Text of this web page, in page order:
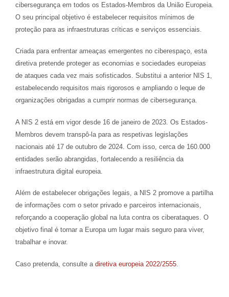
cibersegurança em todos os Estados-Membros da União Europeia.
O seu principal objetivo é estabelecer requisitos mínimos de
proteção para as infraestruturas críticas e serviços essenciais.
Criada para enfrentar ameaças emergentes no ciberespaço, esta
diretiva pretende proteger as economias e sociedades europeias
de ataques cada vez mais sofisticados. Substitui a anterior NIS 1,
estabelecendo requisitos mais rigorosos e ampliando o leque de
organizações obrigadas a cumprir normas de cibersegurança.
A NIS 2 está em vigor desde 16 de janeiro de 2023. Os Estados-
Membros devem transpô-la para as respetivas legislações
nacionais até 17 de outubro de 2024. Com isso, cerca de 160.000
entidades serão abrangidas, fortalecendo a resiliência da
infraestrutura digital europeia.
Além de estabelecer obrigações legais, a NIS 2 promove a partilha
de informações com o setor privado e parceiros internacionais,
reforçando a cooperação global na luta contra os ciberataques. O
objetivo final é tornar a Europa um lugar mais seguro para viver,
trabalhar e inovar.
Caso pretenda, consulte a diretiva europeia 2022/2555.